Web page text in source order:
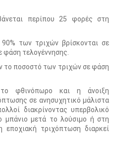
περίπου 25 φορές στη
των τριχών βρίσκονται σε
φάση τελογέννησης.
το ποσοστό των τριχών σε φάση
φθινόπωρο και η άνοιξη
σε ανησυχητικό μάλιστα
διακρίνοντας υπερβολικό
μπάνιο μετά το λούσιμο ή στη
τριχόπτωση διαρκεί